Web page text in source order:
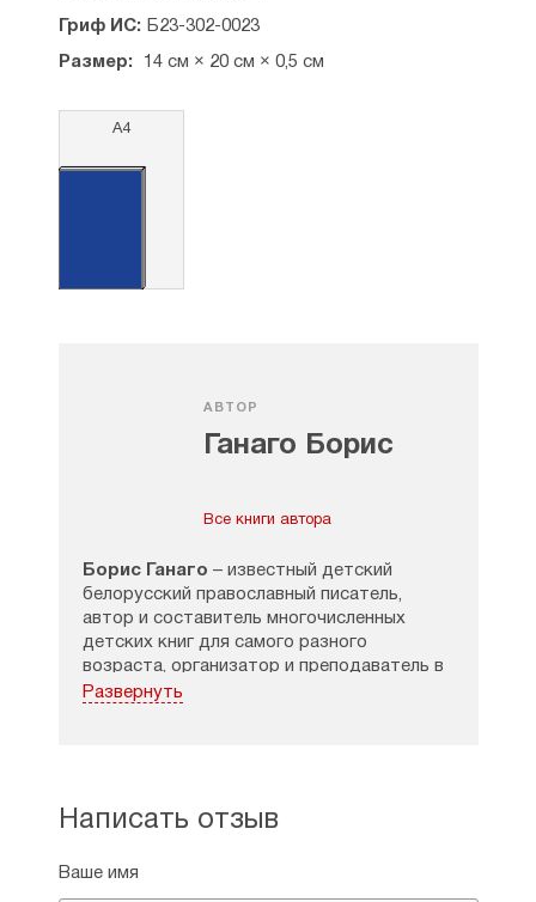
Гриф ИС: Б23-302-0023
Размер: 14 см × 20 см × 0,5 см
А4
АВТОР
Ганаго Борис
Все книги автора
Борис Ганаго – известный детский
белорусский православный писатель,
автор и составитель многочисленных
детских книг для самого разного
возраста, организатор и преподаватель в
минской епархиальной школе
Борис Ганаго уже более двадцати лет
традициях добра и нравственности. Его
Развернуть
Написать отзыв
Ваше имя